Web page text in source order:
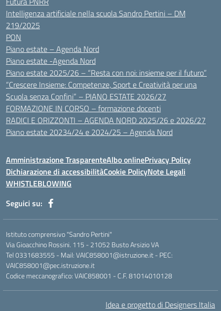
Intelligenza artificiale nella scuola Sandro Pertini – DM
219/2025
PON
Piano estate – Agenda Nord
Piano estate -Agenda Nord
Piano estate 2025/26 – “Resta con noi: insieme per il futuro”
“Crescere Insieme: Competenze, Sport e Creatività per una
Scuola senza Confini” – PIANO ESTATE 2026/27
FORMAZIONE IN CORSO – formazione docenti
RADICI E ORIZZONTI – AGENDA NORD 2025/26 e 2026/27
Piano estate 20234/24 e 2024/25 – Agenda Nord
Amministrazione TrasparenteAlbo onlinePrivacy Policy
Dichiarazione di accessibilitàCookie PolicyNote Legali
WHISTLEBLOWING
Seguici su:
Istituto comprensivo "Sandro Pertini"
Via Gioacchino Rossini. 115 - 21052 Busto Arsizio VA
Tel 0331683555 - Mail: VAIC858001@istruzione.it - PEC:
VAIC858001@pec.istruzione.it
Codice meccanografico: VAIC858001 - C.F. 81014010128
Idea e progetto di Designers Italia